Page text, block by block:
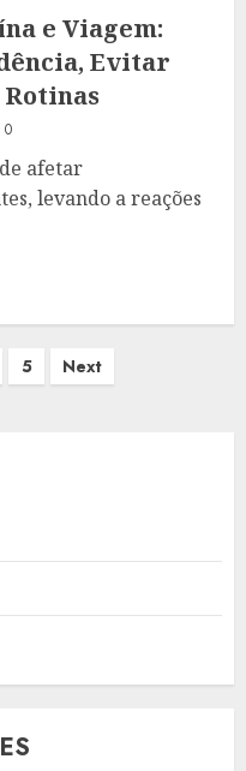
e Viagem:
Evitar
0
afetar
levando a reações
5 Next